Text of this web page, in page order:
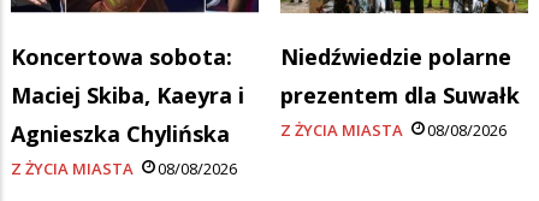
Koncertowa sobota:
Maciej Skiba, Kaeyra i
Agnieszka Chylińska
Z ŻYCIA MIASTA 08/08/2026
Niedźwiedzie polarne
prezentem dla Suwałk
Z ŻYCIA MIASTA 08/08/2026